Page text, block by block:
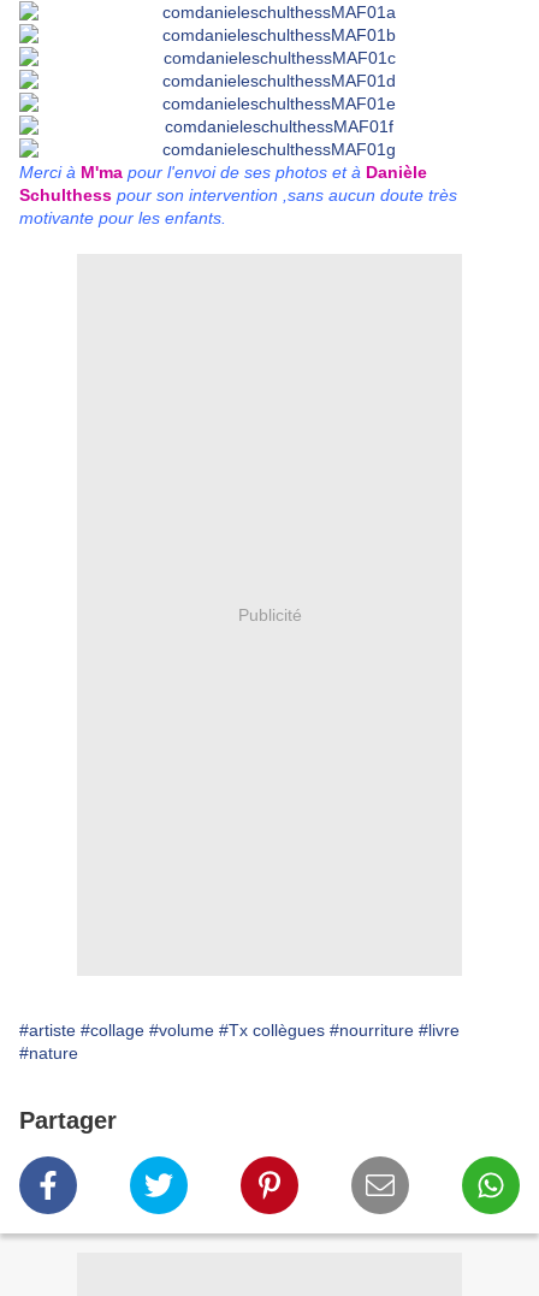
Merci à M'ma pour l'envoi de ses photos et à Danièle
Schulthess pour son intervention ,sans aucun doute très
motivante pour les enfants.
Publicité
#artiste #collage #volume #Tx collègues #nourriture #livre
#nature
Partager